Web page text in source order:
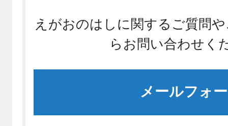
えがおのはしに関するご質問
らお問い合わせく
メールフォ